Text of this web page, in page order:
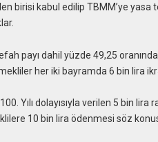
birisi kabul edilip TBMM’ye yasa
payı dahil yüzde 49,25
her iki bayramda 6 bin lira
Yılı dolayısıyla verilen 5 bin
10 bin lira ödenmesi söz